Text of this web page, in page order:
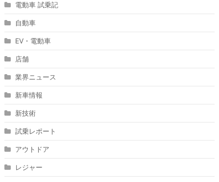
電動車 試乗記
自動車
EV・電動車
店舗
業界ニュース
新車情報
新技術
試乗レポート
アウトドア
レジャー